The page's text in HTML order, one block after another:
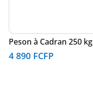
Peson à Cadran 250 kg
4 890 FCFP